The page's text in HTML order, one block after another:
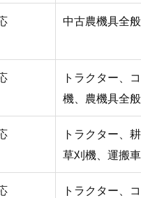
中古農機具全般
トラクター、
機、農機具全般
トラクター、
草刈機、運搬
トラクター、